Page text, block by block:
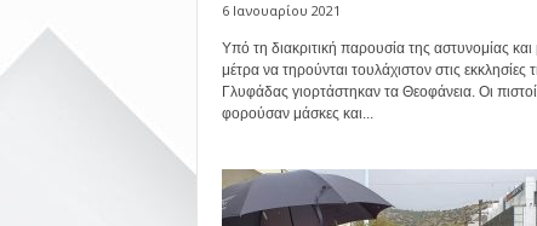
6 Ιανουαρίου 2021
Υπό τη διακριτική παρουσία της αστυνομίας και
μέτρα να τηρούνται τουλάχιστον στις εκκλησίες
Γλυφάδας γιορτάστηκαν τα Θεοφάνεια. Οι πιστοί
φορούσαν μάσκες και...